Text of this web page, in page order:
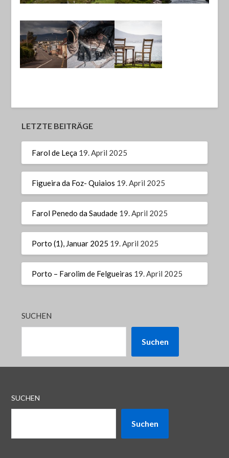
LETZTE BEITRÄGE
Farol de Leça 19. April 2025
Figueira da Foz- Quiaios 19. April 2025
Farol Penedo da Saudade 19. April 2025
Porto (1), Januar 2025 19. April 2025
Porto – Farolim de Felgueiras 19. April 2025
SUCHEN
Suchen
SUCHEN
Suchen